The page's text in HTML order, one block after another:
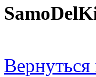
Вернуться